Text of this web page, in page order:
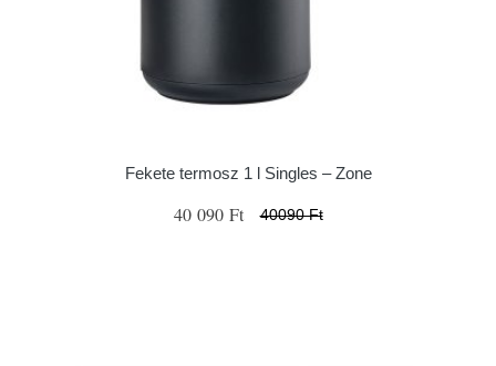
Fekete termosz 1 l Singles – Zone
40 090 Ft 40090 Ft